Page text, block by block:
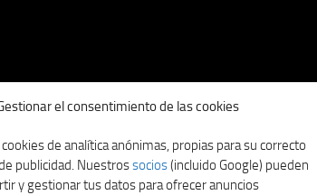
el consentimiento de las cookies
de analítica anónimas, propias para su correcto
publicidad. Nuestrossocios(incluido Google) pueden
y gestionar tus datos para ofrecer anuncios